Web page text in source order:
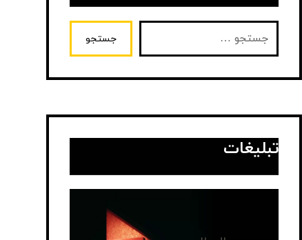
جستجو
تبلیغات